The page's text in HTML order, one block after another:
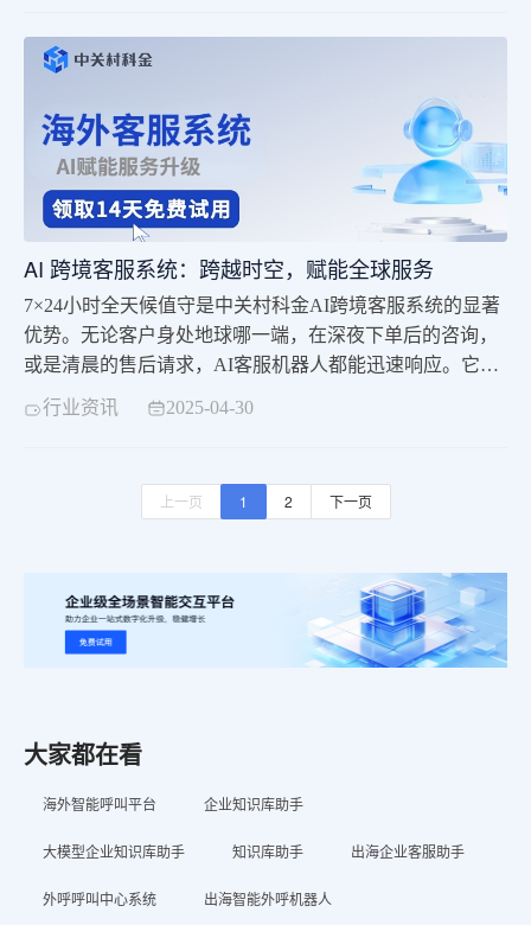
AI 跨境客服系统：跨越时空，赋能全球服务
7×24小时全天候值守是中关村科金AI跨境客服系统的显著
优势。无论客户身处地球哪一端，在深夜下单后的咨询，
或是清晨的售后请求，AI客服机器人都能迅速响应。它以
模拟真人的对话方式，流畅处理各类常规咨询，及时解答
了市场竞争的先机。
行业资讯 2025-04-30
上一页 1 2 下一页
大家都在看
海外智能呼叫平台 企业知识库助手
大模型企业知识库助手 知识库助手 出海企业客服助手
外呼呼叫中心系统 出海智能外呼机器人